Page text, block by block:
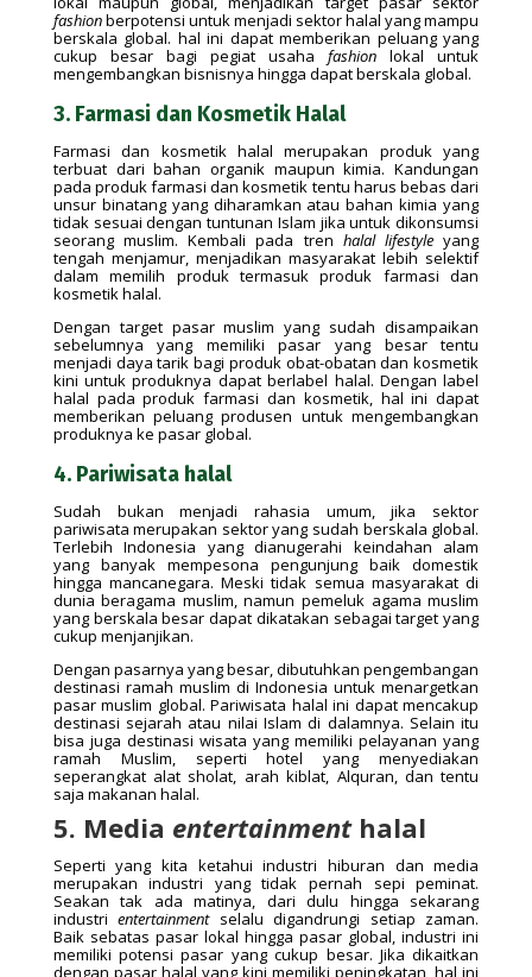
fashionberpotensi untuk menjadi sektor halal yang mampu
berskala global. hal ini dapat memberikan peluang yang
cukup besar bagi pegiat usahafashion lokal untuk
mengembangkan bisnisnya hingga dapat berskala global.
3. Farmasi dan Kosmetik Halal
Farmasi dan kosmetik halal merupakan produk yang
terbuat dari bahan organik maupun kimia. Kandungan
pada produk farmasi dan kosmetik tentu harus bebas dari
unsur binatang yang diharamkan atau bahan kimia yang
tidak sesuai dengan tuntunan Islam jika untuk dikonsumsi
seorang muslim. Kembali pada tren halal lifestyleyang
tengah menjamur, menjadikan masyarakat lebih selektif
dalam memilih produk termasuk produk farmasi dan
kosmetik halal.
Dengan target pasar muslim yang sudah disampaikan
sebelumnya yang memiliki pasar yang besar tentu
menjadi daya tarik bagi produk obat-obatan dan kosmetik
kini untuk produknya dapat berlabel halal. Dengan label
halal pada produk farmasi dan kosmetik, hal ini dapat
memberikan peluang produsen untuk mengembangkan
produknya ke pasar global.
4. Pariwisata halal
Sudah bukan menjadi rahasia umum, jika sektor
pariwisata merupakan sektor yang sudah berskala global.
Terlebih Indonesia yang dianugerahi keindahan alam
yang banyak mempesona pengunjung baik domestik
hingga mancanegara. Meski tidak semua masyarakat di
dunia beragama muslim, namun pemeluk agama muslim
yang berskala besar dapat dikatakan sebagai target yang
cukup menjanjikan.
Dengan pasarnya yang besar, dibutuhkan pengembangan
destinasi ramah muslim di Indonesia untuk menargetkan
pasar muslim global. Pariwisata halal ini dapat mencakup
destinasi sejarah atau nilai Islam di dalamnya. Selain itu
bisa juga destinasi wisata yang memiliki pelayanan yang
ramah Muslim, seperti hotel yang menyediakan
seperangkat alat sholat, arah kiblat, Alquran, dan tentu
saja makanan halal.
5. Media entertainmenthalal
Seperti yang kita ketahui industri hiburan dan media
merupakan industri yang tidak pernah sepi peminat.
Seakan tak ada matinya, dari dulu hingga sekarang
industrientertainment selalu digandrungi setiap zaman.
Baik sebatas pasar lokal hingga pasar global, industri ini
memiliki potensi pasar yang cukup besar. Jika dikaitkan
dengan pasar halal yang kini memiliki peningkatan, hal ini